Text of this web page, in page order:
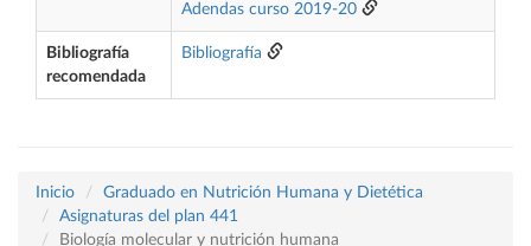
Adendas curso 2019-20
Bibliografía
recomendada
Bibliografía
Inicio
Graduado en Nutrición Humana y Dietética
Asignaturas del plan 441
Biología molecular y nutrición humana